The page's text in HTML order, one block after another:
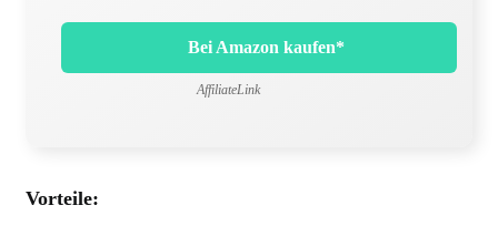
Bei Amazon kaufen*
AffiliateLink
Vorteile: